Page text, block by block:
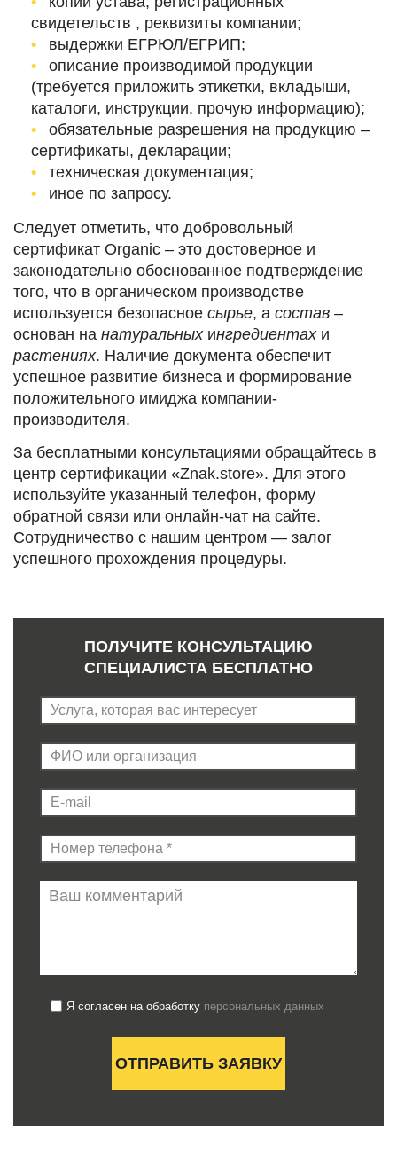
свидетельств , реквизиты компании;
выдержки ЕГРЮЛ/ЕГРИП;
описание производимой продукции
(требуется приложить этикетки, вкладыши,
каталоги, инструкции, прочую информацию);
обязательные разрешения на продукцию –
сертификаты, декларации;
техническая документация;
иное по запросу.
Следует отметить, что добровольный
сертификат Organic – это достоверное и
законодательно обоснованное подтверждение
того, что в органическом производстве
используется безопасное сырье, а состав –
основан на натуральныхингредиентахи
растениях. Наличие документа обеспечит
успешное развитие бизнеса и формирование
положительного имиджа компании-
производителя.
За бесплатными консультациями обращайтесь в
центр сертификации «Znak.store». Для этого
используйте указанный телефон, форму
обратной связи или онлайн-чат на сайте.
Сотрудничество с нашим центром — залог
успешного прохождения процедуры.
ПОЛУЧИТЕ КОНСУЛЬТАЦИЮ
СПЕЦИАЛИСТА БЕСПЛАТНО
Я согласен на обработку персональных данных